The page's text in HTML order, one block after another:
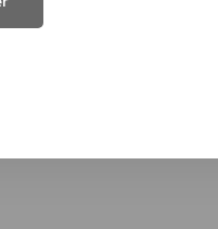
ou dans une pièce
Les